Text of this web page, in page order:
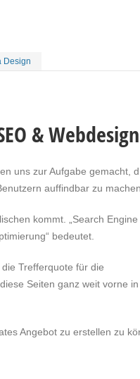
Design
& Webdesign
uns zur Aufgabe gemacht,
auffindbar zu
kommt. „Search Engine
bedeutet.
Trefferquote für die
Seiten ganz weit vorne
Angebot zu erstellen zu